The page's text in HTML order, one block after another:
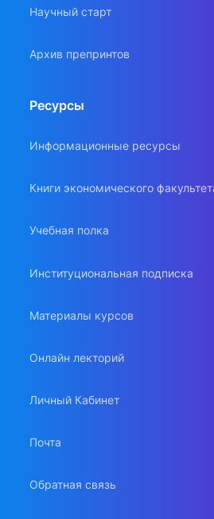
Научный старт
Архив препринтов
Ресурсы
Информационные ресурсы
Книги экономического
Учебная полка
Институциональная подписка
Материалы курсов
Онлайн лекторий
Личный Кабинет
Почта
Обратная связь